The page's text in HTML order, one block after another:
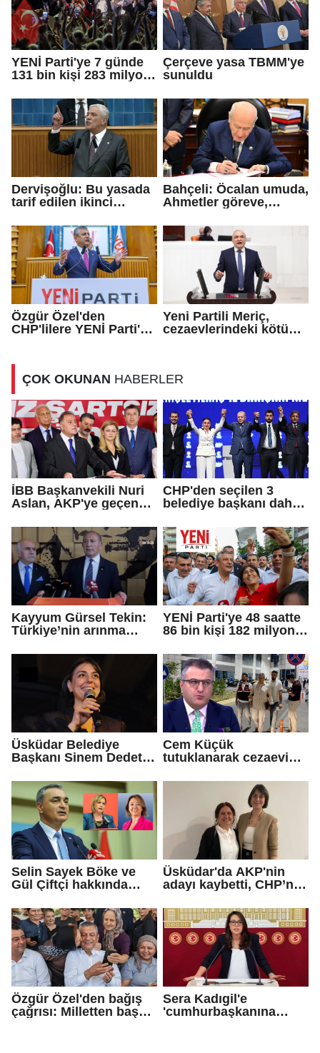
YENİ Parti'ye 7 günde
131 bin kişi 283 milyon
Çerçeve yasa TBMM'ye
sunuldu
Dervişoğlu: Bu yasada
tarif edilen ikinci
Bahçeli: Öcalan umuda,
Ahmetler göreve,
dönmeli...
Özgür Özel'den
CHP'lilere YENİ Parti'ye
Yeni Partili Meriç,
cezaevlerindeki kötü
ÇOK OKUNAN HABERLER
İBB Başkanvekili Nuri
Aslan, AKP'ye geçen
iddialarına yanıt verdi
CHP'den seçilen 3
belediye başkanı daha
Kayyum Gürsel Tekin:
Türkiye’nin arınma
geldiniz...
YENİ Parti'ye 48 saatte
86 bin kişi 182 milyon
Üsküdar Belediye
Başkanı Sinem Dedetaş
Cem Küçük
tutuklanarak cezaevine
Selin Sayek Böke ve
Gül Çiftçi hakkında
başlatılacak
Üsküdar'da AKP'nin
adayı kaybetti, CHP’nin
Çetinkaya Başkan
Vekili seçildi
Özgür Özel'den bağış
çağrısı: Milletten başka
Sera Kadıgil'e
'cumhurbaşkanına